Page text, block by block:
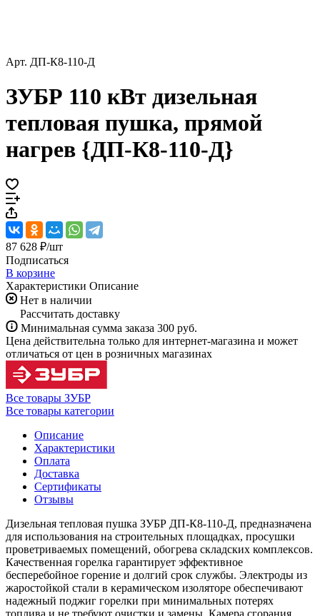
Арт. ДП-К8-110-Д
ЗУБР 110 кВт дизельная
тепловая пушка, прямой
нагрев {ДП-К8-110-Д}
87 628 ₽/шт
Подписаться
В корзине
Характеристики Описание
Нет в наличии
Рассчитать доставку
Минимальная сумма заказа 300 руб.
Цена действительна только для интернет-магазина и может
отличаться от цен в розничных магазинах
Все товары ЗУБР
Все товары категории
Описание
Характеристики
Оплата
Доставка
Сертификаты
Отзывы
Дизельная тепловая пушка ЗУБР ДП-К8-110-Д, предназначена
для использования на строительных площадках, просушки
проветриваемых помещений, обогрева складских комплексов.
Качественная горелка гарантирует эффективное
бесперебойное горение и долгий срок службы. Электроды из
жаростойкой стали в керамическом изоляторе обеспечивают
надежный поджиг горелки при минимальных потерях
топлива и не требуют очистки и замены. Камера сгорания